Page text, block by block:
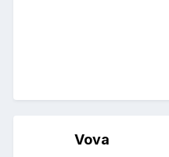
Vova